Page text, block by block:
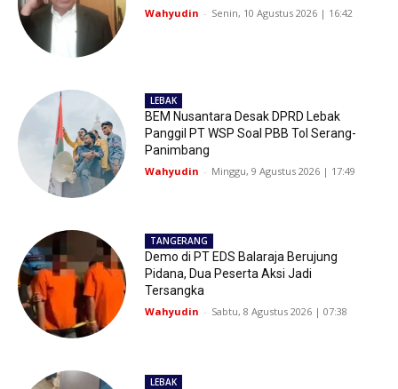
Wahyudin - Senin, 10 Agustus 2026 | 16:42
LEBAK
BEM Nusantara Desak DPRD Lebak
Panggil PT WSP Soal PBB Tol Serang-
Panimbang
Wahyudin - Minggu, 9 Agustus 2026 | 17:49
TANGERANG
Demo di PT EDS Balaraja Berujung
Pidana, Dua Peserta Aksi Jadi
Tersangka
Wahyudin - Sabtu, 8 Agustus 2026 | 07:38
LEBAK